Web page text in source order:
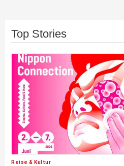
Top Stories
Reise & Kultur